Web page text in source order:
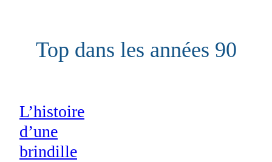
Top dans les années 90
L’histoire
d’une
brindille